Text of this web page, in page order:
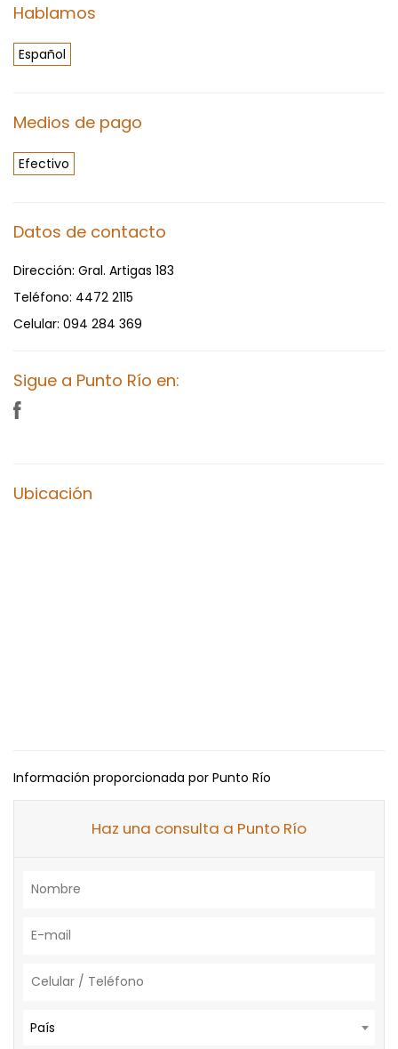
Hablamos
Español
Medios de pago
Efectivo
Datos de contacto
Dirección: Gral. Artigas 183
Teléfono: 4472 2115
Celular: 094 284 369
Sigue a Punto Río en:
Ubicación
Información proporcionada por Punto Río
Haz una consulta a Punto Río
País